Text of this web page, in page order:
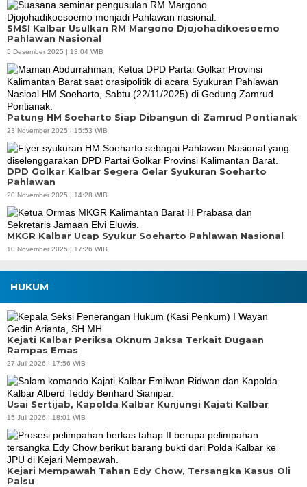
SMSI Kalbar Usulkan RM Margono Djojohadikoesoemo
Pahlawan Nasional
5 Desember 2025 | 13:04 WIB
Patung HM Soeharto Siap Dibangun di Zamrud Pontianak
23 November 2025 | 15:53 WIB
DPD Golkar Kalbar Segera Gelar Syukuran Soeharto
Pahlawan
20 November 2025 | 14:28 WIB
MKGR Kalbar Ucap Syukur Soeharto Pahlawan Nasional
10 November 2025 | 17:26 WIB
HUKUM
Kejati Kalbar Periksa Oknum Jaksa Terkait Dugaan
Rampas Emas
27 Juli 2026 | 17:56 WIB
Usai Sertijab, Kapolda Kalbar Kunjungi Kajati Kalbar
15 Juli 2026 | 18:01 WIB
Kejari Mempawah Tahan Edy Chow, Tersangka Kasus Oli
Palsu